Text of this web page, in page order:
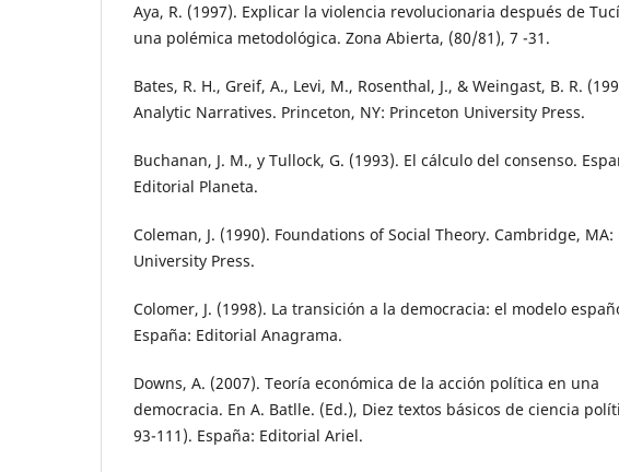
Aya, R. (1997). Explicar la violencia revolucionaria después de
una polémica metodológica. Zona Abierta, (80/81), 7 -31.
Bates, R. H., Greif, A., Levi, M., Rosenthal, J., & Weingast, B. R.
Analytic Narratives. Princeton, NY: Princeton University Press.
Buchanan, J. M., y Tullock, G. (1993). El cálculo del consenso.
Editorial Planeta.
Coleman, J. (1990). Foundations of Social Theory. Cambridge, MA:
University Press.
Colomer, J. (1998). La transición a la democracia: el modelo
España: Editorial Anagrama.
Downs, A. (2007). Teoría económica de la acción política en una
democracia. En A. Batlle. (Ed.), Diez textos básicos de ciencia
93-111). España: Editorial Ariel.